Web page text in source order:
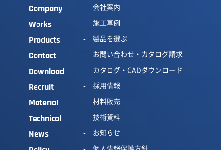
Company 会社案内
Works 施工事例
Products 製品を選ぶ
Contact お問い合わせ・カタログ請求
Download カタログ・CADダウンロード
Recruit 採用情報
Material 材料販売
Technical 技術資料
News お知らせ
個人情報保護方針